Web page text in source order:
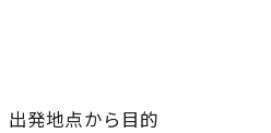
発地点から目的